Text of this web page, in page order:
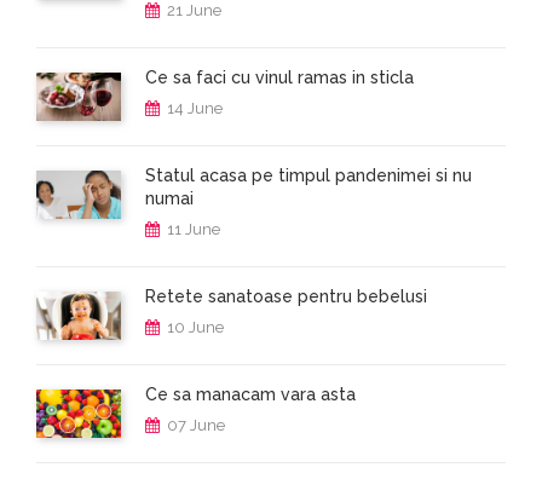
21 June
Ce sa faci cu vinul ramas in sticla
14 June
Statul acasa pe timpul pandenimei si nu
numai
11 June
Retete sanatoase pentru bebelusi
10 June
Ce sa manacam vara asta
07 June